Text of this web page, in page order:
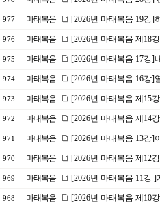
977 마태복음 [2026년 마태복음 19강]
976 마태복음 [2026년 마태복음 제18
975 마태복음 [2026년 마태복음 17강]
974 마태복음 [2026년 마태복음 16강]
973 마태복음 [2026년 마태복음 제15
972 마태복음 [2026년 마태복음 제14
971 마태복음 [2026년 마태복음 13강]
970 마태복음 [2026년 마태복음 제12
969 마태복음 [2026년 마태복음 11강
968 마태복음 [2026년 마태복음 제10